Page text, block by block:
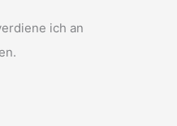
ich an